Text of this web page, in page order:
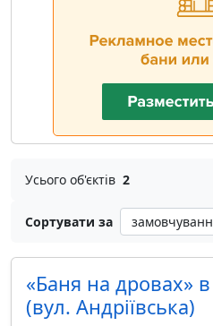
Усього об'єктів 2
Сортувати за
«Баня на дровах»
(вул. Андріївська)